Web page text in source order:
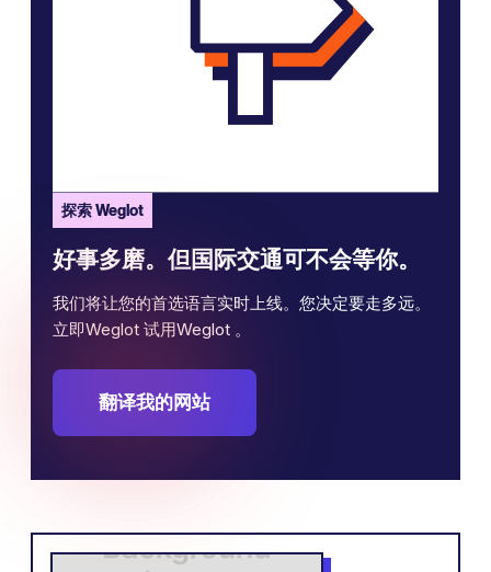
探索 Weglot
好事多磨。但国际交通可不会等你。
我们将让您的首选语言实时上线。您决定要走多远。
立即Weglot 试用Weglot 。
翻译我的网站